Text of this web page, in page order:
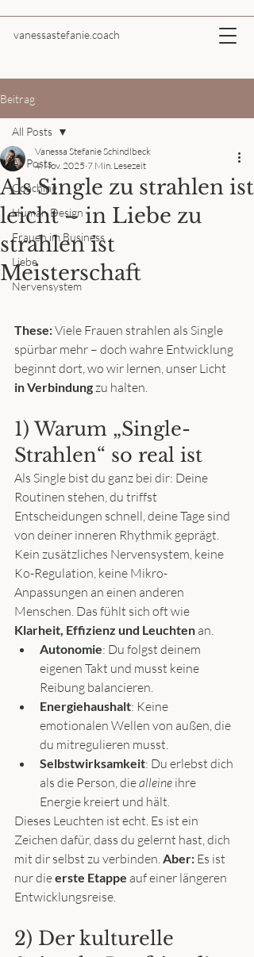
vanessastefanie.coach
Beitrag
All Posts
Coaching
Human Design
Frauen im Business
Liebe
Nervensystem
All Posts
Als Single zu strahlen ist
leicht – in Liebe zu
strahlen ist
Meisterschaft
Vanessa Stefanie Schindlbeck
4. Nov. 2025 7 Min. Lesezeit
These: Viele Frauen strahlen als Single
spürbar mehr – doch wahre Entwicklung
beginnt dort, wo wir lernen, unser Licht
in Verbindung zu halten.
1) Warum „Single-
Strahlen“ so real ist
Als Single bist du ganz bei dir: Deine
Routinen stehen, du triffst
Entscheidungen schnell, deine Tage sind
von deiner inneren Rhythmik geprägt.
Kein zusätzliches Nervensystem, keine
Ko-Regulation, keine Mikro-
Anpassungen an einen anderen
Menschen. Das fühlt sich oft wie
Klarheit, Effizienz und Leuchten an.
Autonomie: Du folgst deinem
eigenen Takt und musst keine
Reibung balancieren.
Energiehaushalt: Keine
emotionalen Wellen von außen, die
du mitregulieren musst.
Selbstwirksamkeit: Du erlebst dich
als die Person, die alleine ihre
Energie kreiert und hält.
Dieses Leuchten ist echt. Es ist ein
Zeichen dafür, dass du gelernt hast, dich
mit dir selbst zu verbinden. Aber: Es ist
nur die erste Etappe auf einer längeren
Entwicklungsreise.
2) Der kulturelle